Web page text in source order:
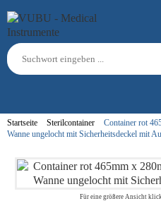
Startseite Sterilcontainer
Container rot
Wanne ungelocht mit Sicherheitsdeckel mit
Für eine größere Ansicht